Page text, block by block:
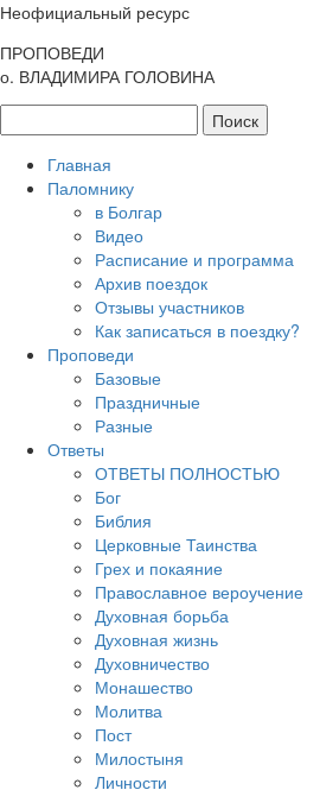
Неофициальный ресурс
ПРОПОВЕДИ
о. ВЛАДИМИРА ГОЛОВИНА
Главная
Паломнику
в Болгар
Видео
Расписание и программа
Архив поездок
Отзывы участников
Как записаться в поездку?
Проповеди
Базовые
Праздничные
Разные
Ответы
ОТВЕТЫ ПОЛНОСТЬЮ
Бог
Библия
Церковные Таинства
Грех и покаяние
Православное вероучение
Духовная борьба
Духовная жизнь
Духовничество
Монашество
Молитва
Пост
Милостыня
Личности